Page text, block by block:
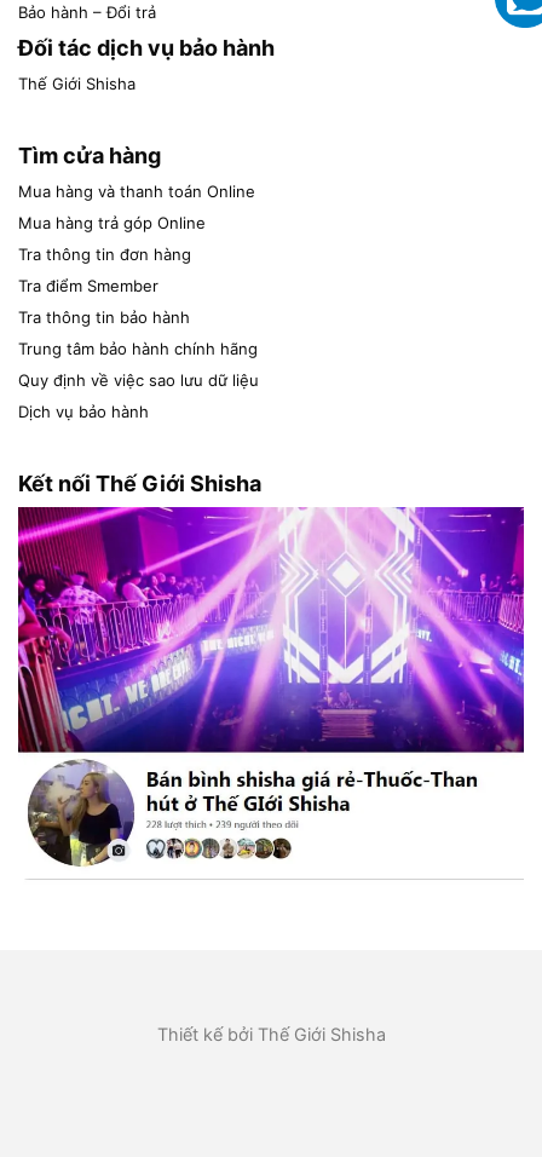
Bảo hành – Đổi trả
Đối tác dịch vụ bảo hành
Thế Giới Shisha
Tìm cửa hàng
Mua hàng và thanh toán Online
Mua hàng trả góp Online
Tra thông tin đơn hàng
Tra điểm Smember
Tra thông tin bảo hành
Trung tâm bảo hành chính hãng
Quy định về việc sao lưu dữ liệu
Dịch vụ bảo hành
Kết nối Thế Giới Shisha
Thiết kế bởi Thế Giới Shisha